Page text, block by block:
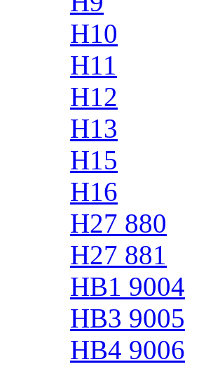
H10
H11
H12
H13
H15
H16
H27 880
H27 881
HB1 9004
HB3 9005
HB4 9006